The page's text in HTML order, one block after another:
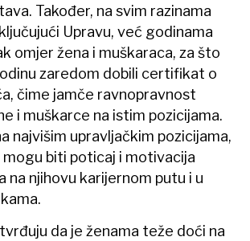
Također, na svim razinama
Upravu, već godinama
omjer žena i muškaraca, za što
zaredom dobili certifikat o
čime jamče ravnopravnost
i muškarce na istim pozicijama.
najvišim upravljačkim pozicijama,
biti poticaj i motivacija
na njihovu karijernom putu i u
da je ženama teže doći na